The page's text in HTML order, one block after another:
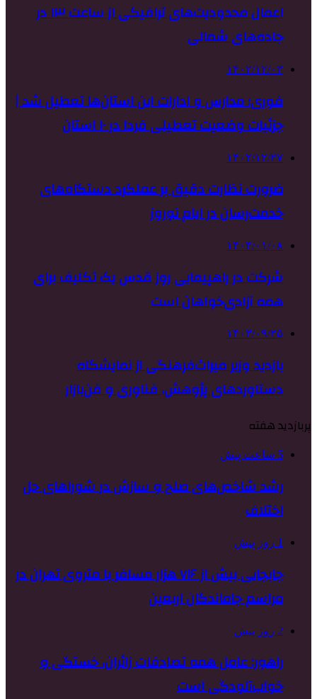
اعمال محدودیت‌های ترافیکی از ساعت ۱۳ در
جاده‌های شمالی
۱۴۰۲/۱۲/۰۳
فوری؛ مدارس و ادارات این استان‌ها تعطیل شد |
جزئیات وضعیت تعطیلی فردا در ۱۰ استان
۱۴۰۲/۱۲/۲۷
ضرورت نظارت دقیق بر عملکرد دستگاه‌های
خدمت‌رسان در ایام نوروز
۱۴۰۴/۰۱/۰۸
شرکت در راهپیمایی روز قدس یک تکلیف برای
همه آزادی‌خواهان است
۱۴۰۳/۰۹/۲۵
بازدید وزیر میراث‌فرهنگی از نمایشگاه
دستاوردهای پژوهش، فناوری و فن‌بازار
پربازدید هفته
5 ساعت پیش
رشد شاخص‌های صلح و سازش در شوراهای حل
اختلاف
1 روز پیش
جابجایی بیش از ۷۱۶ هزار مسافر با متروی تهران در
مراسم جاماندگان اربعین
2 روز پیش
راهور: عامل همه تصادفات زائران، خستگی و
خواب‌آلودگی است